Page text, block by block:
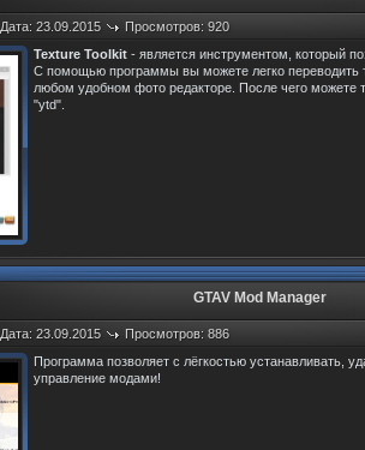
Дата: 23.09.2015
Просмотров: 920
Texture Toolkit - является инструментом, который
С помощью программы вы можете легко переводить
любом удобном фото редакторе. После чего можете
"ytd".
GTAV Mod Manager
Дата: 23.09.2015
Просмотров: 886
Программа позволяет с лёгкостью устанавливать,
управление модами!